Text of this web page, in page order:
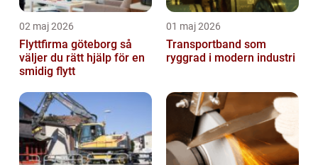
02 maj 2026
Flyttfirma göteborg så
väljer du rätt hjälp för en
smidig flytt
01 maj 2026
Transportband som
ryggrad i modern industri